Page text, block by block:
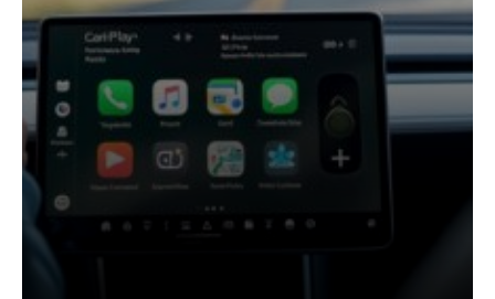
26 juin 2026